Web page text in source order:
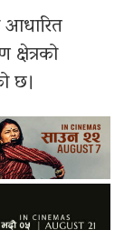
आधारित
क्षेत्रको
छ।